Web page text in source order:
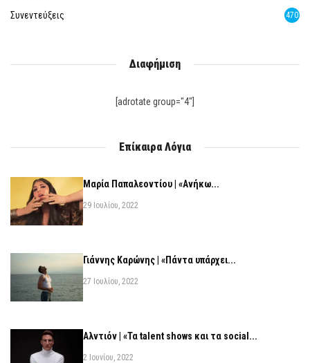
Συνεντεύξεις 470
Διαφήμιση
[adrotate group="4"]
Επίκαιρα Λόγια
Μαρία Παπαλεοντίου | «Ανήκω...
29 Ιουλίου, 2022
Γιάννης Καρώνης | «Πάντα υπάρχει...
27 Ιουλίου, 2022
Αλντιόν | «Τα talent shows και τα social...
2 Ιουνίου, 2022